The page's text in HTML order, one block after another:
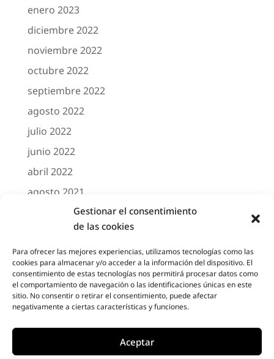
Gestionar el consentimiento
de las cookies
Para ofrecer las mejores experiencias, utilizamos tecnologías como las
cookies para almacenar y/o acceder a la información del dispositivo. El
consentimiento de estas tecnologías nos permitirá procesar datos como
el comportamiento de navegación o las identificaciones únicas en este
sitio. No consentir o retirar el consentimiento, puede afectar
negativamente a ciertas características y funciones.
Aceptar
enero 2023
diciembre 2022
noviembre 2022
octubre 2022
septiembre 2022
agosto 2022
julio 2022
junio 2022
abril 2022
agosto 2021
marzo 2021
febrero 2021
octubre 2020
agosto 2020
junio 2020
mayo 2020